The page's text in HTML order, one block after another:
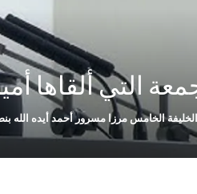
التي ألقاها أمير
الخليفة الخامس مرزا مسرور أحمد أيده الله